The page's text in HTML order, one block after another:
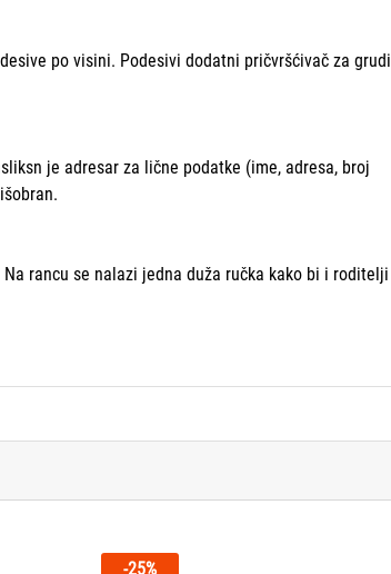
po visini. Podesivi dodatni pričvršćivač za grudi
je adresar za lične podatke (ime, adresa, broj
rancu se nalazi jedna duža ručka kako bi i roditelji
-25%